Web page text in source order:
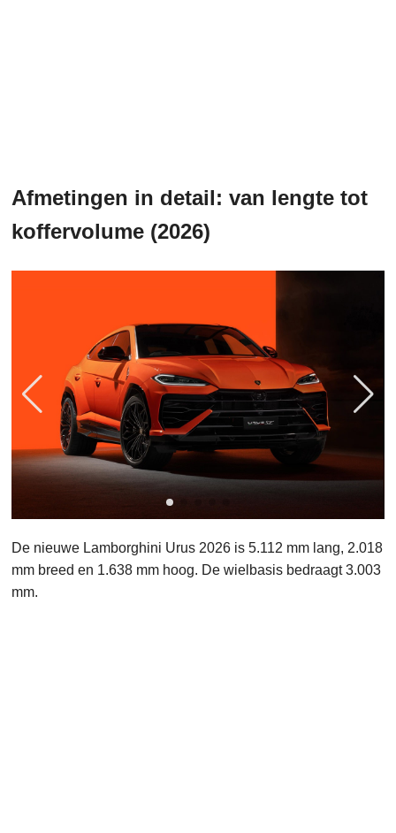
Afmetingen in detail: van lengte tot
koffervolume (2026)
De nieuwe Lamborghini Urus 2026 is 5.112 mm lang, 2.018
mm breed en 1.638 mm hoog. De wielbasis bedraagt 3.003
mm.